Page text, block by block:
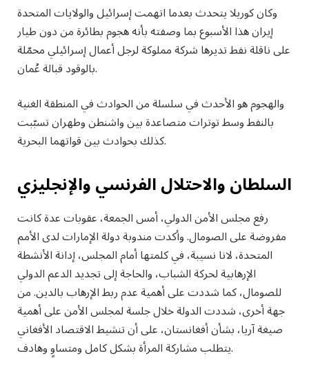
وكان كوريلا يتحدث بعدما اتهمت إسرائيل والولايات المتحدة
إيران هذا الأسبوع بما وصفته بأنه هجوم بطائرة من دون طيار
على ناقلة نفط تديرها شركة مملوكة لرجل أعمال إسرائيلي محمّلة
بالوقود قبالة عُمان.
والهجوم هو الأحدث في سلسلة من الحوادث في المنطقة الغنية
بالنفط وسط توترات متصاعدة بين واشنطن وطهران تسبّبت
كذلك بحوادث بين قواتهما البحرية.
السلطان والاحتلال الفرنسي والإنجليزي
رفع مجلس الأمن الدولي، أمس الجمعة، عقوبات عدة كانت
مفروضة على الصومال. وأكدت مندوبة دولة الإمارات لدى الأمم
المتحدة، لانا نسيبة، في كلمتها أمام المجلس، إدانة الأنشطة
الإرهابية لحركة الشباب، والحاجة إلى تجديد الدعم الدولي
للصومال، كما شددت على أهمية عدم ربط الإرهاب بالدين. من
جهة أخرى، شددت الدولة خلال جلسة لمجلس الأمن على أهمية
صيغة آريا، بشأن أفغانستان، على أن تنشيط الاقتصاد الأفغاني
يتطلب مشاركة المرأة بشكل كامل ومتساوٍ وهادف.